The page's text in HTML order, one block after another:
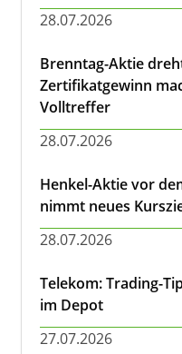
28.07.2026
Brenntag-Aktie
Zertifikatgewinn
Volltreffer
28.07.2026
Henkel-Aktie vor
nimmt neues
28.07.2026
Telekom: Trading-
im Depot
27.07.2026